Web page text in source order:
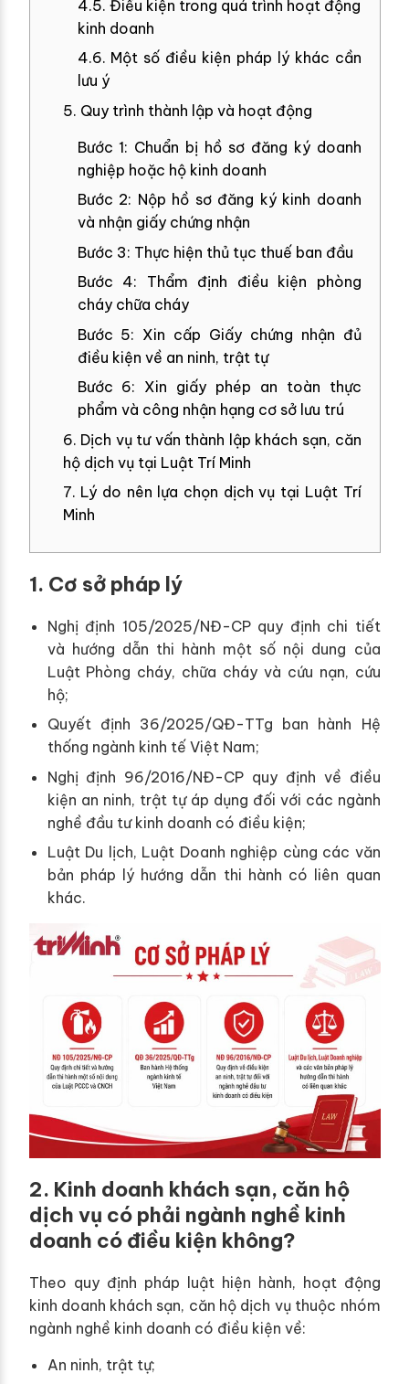
4.5. Điều kiện trong quá trình hoạt động
kinh doanh
4.6. Một số điều kiện pháp lý khác cần
lưu ý
5. Quy trình thành lập và hoạt động
Bước 1: Chuẩn bị hồ sơ đăng ký doanh
nghiệp hoặc hộ kinh doanh
Bước 2: Nộp hồ sơ đăng ký kinh doanh
và nhận giấy chứng nhận
Bước 3: Thực hiện thủ tục thuế ban đầu
Bước 4: Thẩm định điều kiện phòng
cháy chữa cháy
Bước 5: Xin cấp Giấy chứng nhận đủ
điều kiện về an ninh, trật tự
Bước 6: Xin giấy phép an toàn thực
phẩm và công nhận hạng cơ sở lưu trú
6. Dịch vụ tư vấn thành lập khách sạn, căn
hộ dịch vụ tại Luật Trí Minh
7. Lý do nên lựa chọn dịch vụ tại Luật Trí
Minh
1. Cơ sở pháp lý
Nghị định 105/2025/NĐ-CP quy định chi tiết
và hướng dẫn thi hành một số nội dung của
Luật Phòng cháy, chữa cháy và cứu nạn, cứu
hộ;
Quyết định 36/2025/QĐ-TTg ban hành Hệ
thống ngành kinh tế Việt Nam;
Nghị định 96/2016/NĐ-CP quy định về điều
kiện an ninh, trật tự áp dụng đối với các ngành
nghề đầu tư kinh doanh có điều kiện;
Luật Du lịch, Luật Doanh nghiệp cùng các văn
bản pháp lý hướng dẫn thi hành có liên quan
khác.
2. Kinh doanh khách sạn, căn hộ
dịch vụ có phải ngành nghề kinh
doanh có điều kiện không?
Theo quy định pháp luật hiện hành, hoạt động
kinh doanh khách sạn, căn hộ dịch vụ thuộc nhóm
ngành nghề kinh doanh có điều kiện về:
An ninh, trật tự;